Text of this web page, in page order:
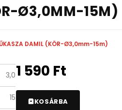
Ø3,0MM-15M)
DAMIL (KÖR-Ø3,0mm-15m)
3,0
15
1 590 Ft
KOSÁRBA